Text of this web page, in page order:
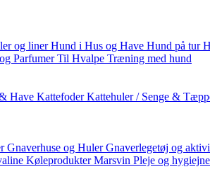
og liner Hund i Hus og Have Hund på tur
Parfumer Til Hvalpe Træning med hund
Have Kattefoder Kattehuler / Senge &
Gnaverhuse og Huler Gnaverlegetøj og
Køleprodukter Marsvin Pleje og hygiejne